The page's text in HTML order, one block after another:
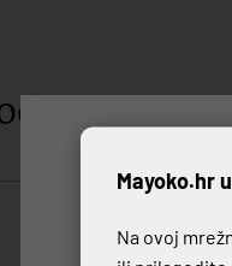
Mayoko.hr
Na ovoj